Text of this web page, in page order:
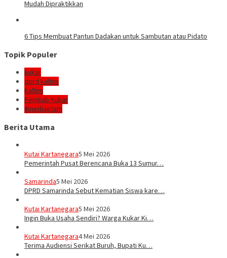
Mudah Dipraktikkan
6 Tips Membuat Pantun Dadakan untuk Sambutan atau Pidato
Topik Populer
kukar
dprd kaltim
Kaltim
Pemkab Kukar
#mediaetam
Berita Utama
Kutai Kartanegara5 Mei 2026
Pemerintah Pusat Berencana Buka 13 Sumur…
Samarinda5 Mei 2026
DPRD Samarinda Sebut Kematian Siswa kare…
Kutai Kartanegara5 Mei 2026
Ingin Buka Usaha Sendiri? Warga Kukar Ki…
Kutai Kartanegara4 Mei 2026
Terima Audiensi Serikat Buruh, Bupati Ku…